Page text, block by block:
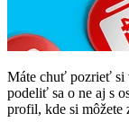
Máte chuť pozrieť si
podeliť sa o ne aj s
profil, kde si